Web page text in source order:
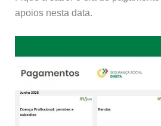
apoios nesta data.